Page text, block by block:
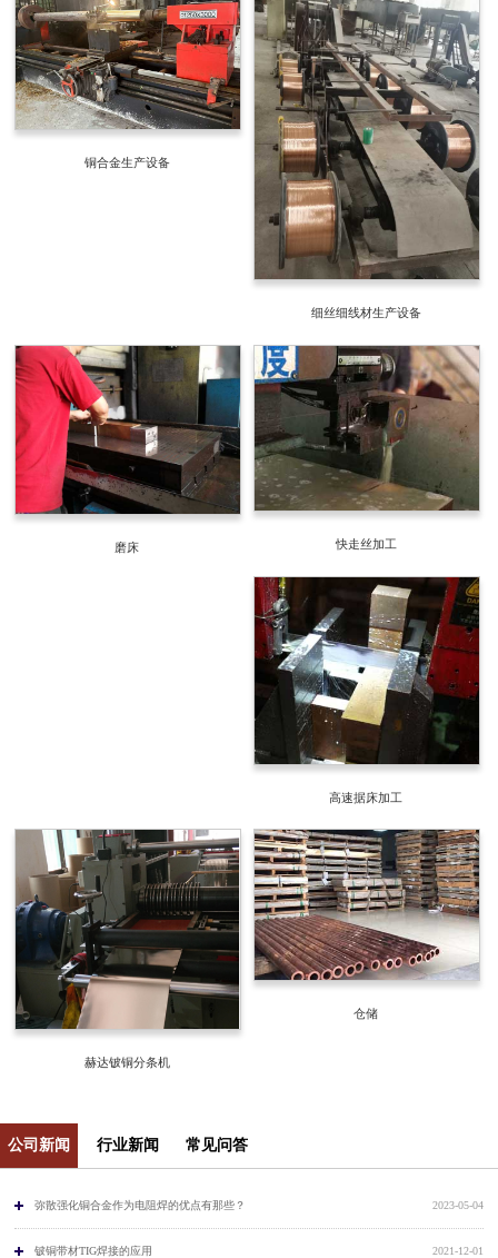
铜合金生产设备
细丝细线材生产设备
磨床 快走丝加工
高速据床加工
赫达铍铜分条机
仓储
公司新闻 行业新闻 常见问答
2023-05-04
弥散强化铜合金作为电阻焊的优点有那些？
2021-12-01
铍铜带材TIG焊接的应用